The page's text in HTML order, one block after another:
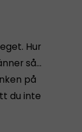
Hur
så…
på
du inte